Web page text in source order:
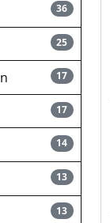
36
25
17
17
14
13
13